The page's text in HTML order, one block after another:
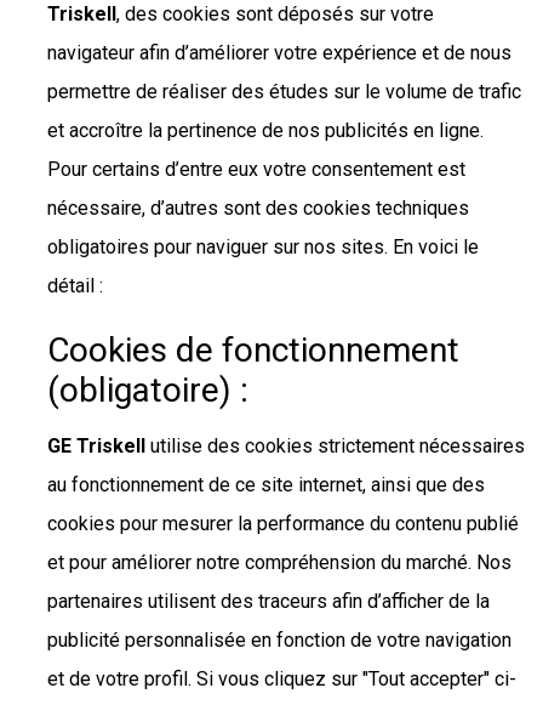
Triskell, des cookies sont déposés sur votre
navigateur afin d’améliorer votre expérience et de nous
permettre de réaliser des études sur le volume de trafic
et accroître la pertinence de nos publicités en ligne.
Pour certains d’entre eux votre consentement est
nécessaire, d’autres sont des cookies techniques
obligatoires pour naviguer sur nos sites. En voici le
détail :
Cookies de fonctionnement
(obligatoire) :
GE Triskell utilise des cookies strictement nécessaires
au fonctionnement de ce site internet, ainsi que des
cookies pour mesurer la performance du contenu publié
et pour améliorer notre compréhension du marché. Nos
partenaires utilisent des traceurs afin d’afficher de la
publicité personnalisée en fonction de votre navigation
et de votre profil. Si vous cliquez sur "Tout accepter" ci-